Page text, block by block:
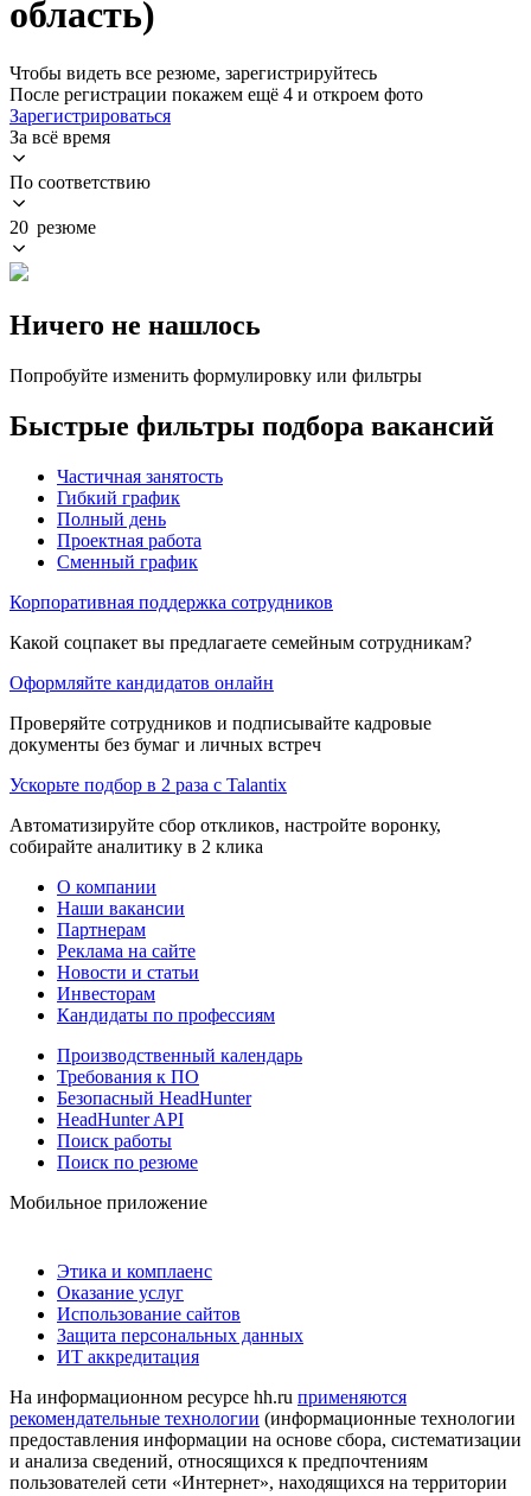
область)
Чтобы видеть все резюме, зарегистрируйтесь
После регистрации покажем ещё 4 и откроем фото
Зарегистрироваться
За всё время
По соответствию
20 резюме
Ничего не нашлось
Попробуйте изменить формулировку или фильтры
Быстрые фильтры подбора вакансий
Частичная занятость
Гибкий график
Полный день
Проектная работа
Сменный график
Корпоративная поддержка сотрудников
Какой соцпакет вы предлагаете семейным сотрудникам?
Оформляйте кандидатов онлайн
Проверяйте сотрудников и подписывайте кадровые
документы без бумаг и личных встреч
Ускорьте подбор в 2 раза с Talantix
Автоматизируйте сбор откликов, настройте воронку,
собирайте аналитику в 2 клика
О компании
Наши вакансии
Партнерам
Реклама на сайте
Новости и статьи
Инвесторам
Кандидаты по профессиям
Производственный календарь
Требования к ПО
Безопасный HeadHunter
HeadHunter API
Поиск работы
Поиск по резюме
Мобильное приложение
Этика и комплаенс
Оказание услуг
Использование сайтов
Защита персональных данных
ИТ аккредитация
На информационном ресурсе hh.ru применяются
рекомендательные технологии (информационные технологии
предоставления информации на основе сбора, систематизации
и анализа сведений, относящихся к предпочтениям
пользователей сети «Интернет», находящихся на территории